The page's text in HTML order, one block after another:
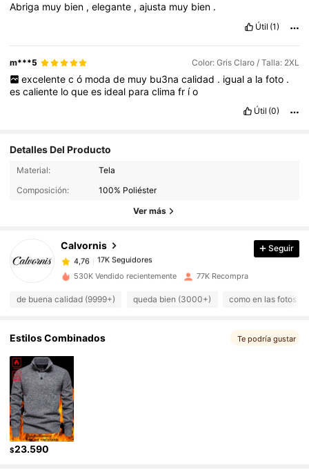
Abriga muy bien ,elegante ,ajusta muy bien .
Útil (1)
m***5 Color: Gris Claro / Talla: 2XL
excelente c ó moda de muy bu3na calidad . igual a la foto .
escaliente loquees ideal paraclimafr ío
Útil (0)
Detalles Del Producto
Material:
Tela
Composición:
100% Poliéster
Ver más
Calvornis
17K Seguidores
17K Seguidores
4,76 17K Seguidores
4,76 17K Seguidores
17K Seguidores
Seguir
530K Vendido recientemente 77K Recompra
de buena calidad (9999+) queda bien (3000+) como en las fotos
Estilos Combinados Te podría gustar
$23.590